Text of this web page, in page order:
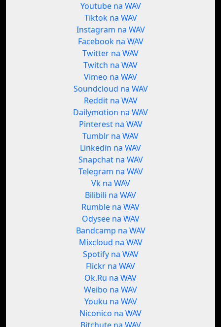
Youtube na WAV
Tiktok na WAV
Instagram na WAV
Facebook na WAV
Twitter na WAV
Twitch na WAV
Vimeo na WAV
Soundcloud na WAV
Reddit na WAV
Dailymotion na WAV
Pinterest na WAV
Tumblr na WAV
Linkedin na WAV
Snapchat na WAV
Telegram na WAV
Vk na WAV
Bilibili na WAV
Rumble na WAV
Odysee na WAV
Bandcamp na WAV
Mixcloud na WAV
Spotify na WAV
Flickr na WAV
Ok.Ru na WAV
Weibo na WAV
Youku na WAV
Niconico na WAV